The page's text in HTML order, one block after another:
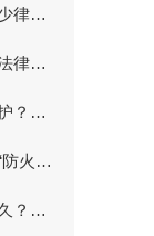
昆山起诉商业秘密侵权要多少律师费？维权成本分析
昆山制造业技术秘密泄露的法律解决方案与律师推荐
涉嫌侵犯商业秘密罪如何辩护？昆山资深刑事律师解析
昆山企业如何构建商业秘密“防火墙”？专家律师实操方案
在昆山打商业秘密官司要多久？诉讼流程与时间节点全解析